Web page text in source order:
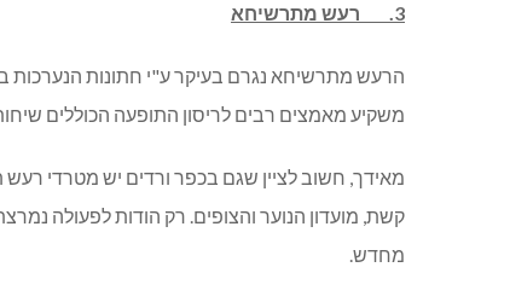
3. רעש מתרשיחא
הרעש מתרשיחא נגרם בעיקר ע"י חתונות
משקיע מאמצים רבים לריסון התופעה הכוללים
מאידך, חשוב לציין שגם בכפר ורדים יש מטרדי
קשת, מועדון הנוער והצופים. רק הודות לפעולה
מחדש.